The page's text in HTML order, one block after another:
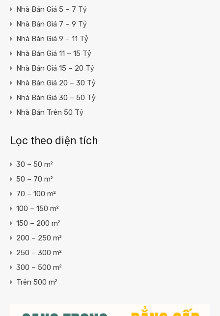
Nhà Bán Giá 5 – 7 Tỷ
Nhà Bán Giá 7 – 9 Tỷ
Nhà Bán Giá 9 – 11 Tỷ
Nhà Bán Giá 11 – 15 Tỷ
Nhà Bán Giá 15 – 20 Tỷ
Nhà Bán Giá 20 – 30 Tỷ
Nhà Bán Giá 30 – 50 Tỷ
Nhà Bán Trên 50 Tỷ
Lọc theo diện tích
30 – 50 m²
50 – 70 m²
70 – 100 m²
100 – 150 m²
150 – 200 m²
200 – 250 m²
250 – 300 m²
300 – 500 m²
Trên 500 m²